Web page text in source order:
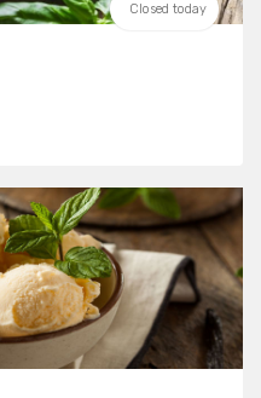
Closed today